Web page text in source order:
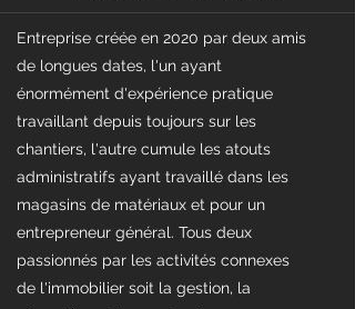
Entreprise créée en 2020 par deux amis
de longues dates, l'un ayant
énormément d'expérience pratique
travaillant depuis toujours sur les
chantiers, l'autre cumule les atouts
administratifs ayant travaillé dans les
magasins de matériaux et pour un
entrepreneur général. Tous deux
passionnés par les activités connexes
de l'immobilier soit la gestion, la